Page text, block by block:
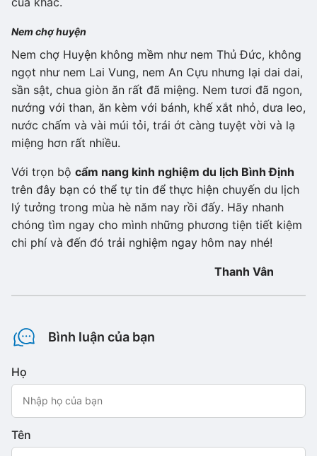
Nem chợ huyện
Nem chợ Huyện không mềm như nem Thủ Đức, không
ngọt như nem Lai Vung, nem An Cựu nhưng lại dai dai,
sần sật, chua giòn ăn rất đã miệng. Nem tươi đã ngon,
nướng với than, ăn kèm với bánh, khế xắt nhỏ, dưa leo,
nước chấm và vài múi tỏi, trái ớt càng tuyệt vời và lạ
miệng hơn rất nhiều.
Với trọn bộ cẩm nang kinh nghiệm du lịch Bình Định
trên đây bạn có thể tự tin để thực hiện chuyến du lịch
lý tưởng trong mùa hè năm nay rồi đấy. Hãy nhanh
chóng tìm ngay cho mình những phương tiện tiết kiệm
chi phí và đến đó trải nghiệm ngay hôm nay nhé!
Thanh Vân
Bình luận của bạn
Họ
Tên